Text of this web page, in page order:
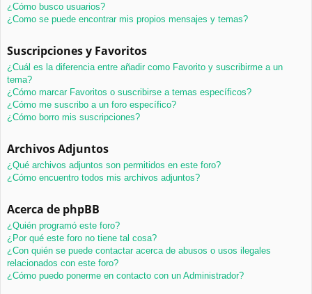
¿Cómo busco usuarios?
¿Como se puede encontrar mis propios mensajes y temas?
Suscripciones y Favoritos
¿Cuál es la diferencia entre añadir como Favorito y suscribirme a un
tema?
¿Cómo marcar Favoritos o suscribirse a temas específicos?
¿Cómo me suscribo a un foro específico?
¿Cómo borro mis suscripciones?
Archivos Adjuntos
¿Qué archivos adjuntos son permitidos en este foro?
¿Cómo encuentro todos mis archivos adjuntos?
Acerca de phpBB
¿Quién programó este foro?
¿Por qué este foro no tiene tal cosa?
¿Con quién se puede contactar acerca de abusos o usos ilegales
relacionados con este foro?
¿Cómo puedo ponerme en contacto con un Administrador?